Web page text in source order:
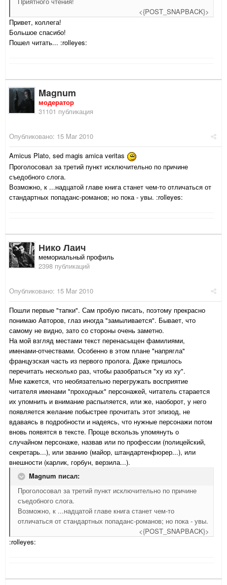
<{POST_SNAPBACK}>
Привет, коллега!
Большое спасибо!
Пошел читать... :rolleyes:
Magnum
модератор
31101 публикация
Опубликовано: 15 Mar 2010
Amicus Plato, sed magis amica veritas
Проголосовал за третий пункт исключительно по причине
съедобного слога.
Возможно, к ...надцатой главе книга станет чем-то отличаться от
стандартных попаданс-романов; но пока - увы. :rolleyes:
Нико Лаич
мемориальный профиль
2398 публикаций
Опубликовано: 15 Mar 2010
Пошли первые "тапки". Сам пробую писать, поэтому прекрасно
понимаю Авторов, глаз иногда "замыливается". Бывает, что
самому не видно, зато со стороны очень заметно.
На мой взгляд местами текст перенасыщен фамилиями,
именами-отчествами. Особенно в этом плане "напрягла"
французская часть из первого пролога. Даже пришлось
перечитать несколько раз, чтобы разобраться "ху из ху".
Мне кажется, что необязательно перегружать восприятие
читателя именами "проходных" персонажей, читатель старается
их упомнить и внимание распыляется, или же, наоборот, у него
появляется желание побыстрее прочитать этот эпизод, не
вдаваясь в подробности и надеясь, что нужные персонажи потом
вновь появятся в тексте. Проще вскользь упомянуть о
случайном персонаже, назвав или по профессии (полицейский,
секретарь...), или званию (майор, штандартенфюрер...), или
внешности (карлик, горбун, верзила...).
Magnum писал:
Проголосовал за третий пункт исключительно по причине
съедобного слога.
Возможно, к ...надцатой главе книга станет чем-то
отличаться от стандартных попаданс-романов; но пока - увы.
<{POST_SNAPBACK}>
:rolleyes: